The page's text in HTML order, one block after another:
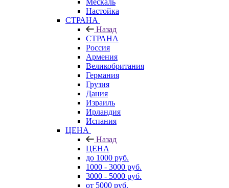
Мескаль
Настойка
СТРАНА
Назад
СТРАНА
Россия
Армения
Великобритания
Германия
Грузия
Дания
Израиль
Ирландия
Испания
ЦЕНА
Назад
ЦЕНА
до 1000 руб.
1000 - 3000 руб.
3000 - 5000 руб.
от 5000 руб.